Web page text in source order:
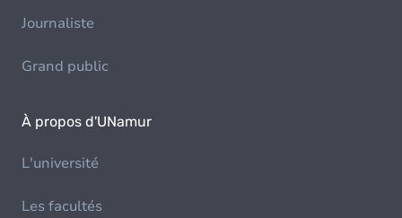
Journaliste
Grand public
À propos d'UNamur
L'université
Les facultés